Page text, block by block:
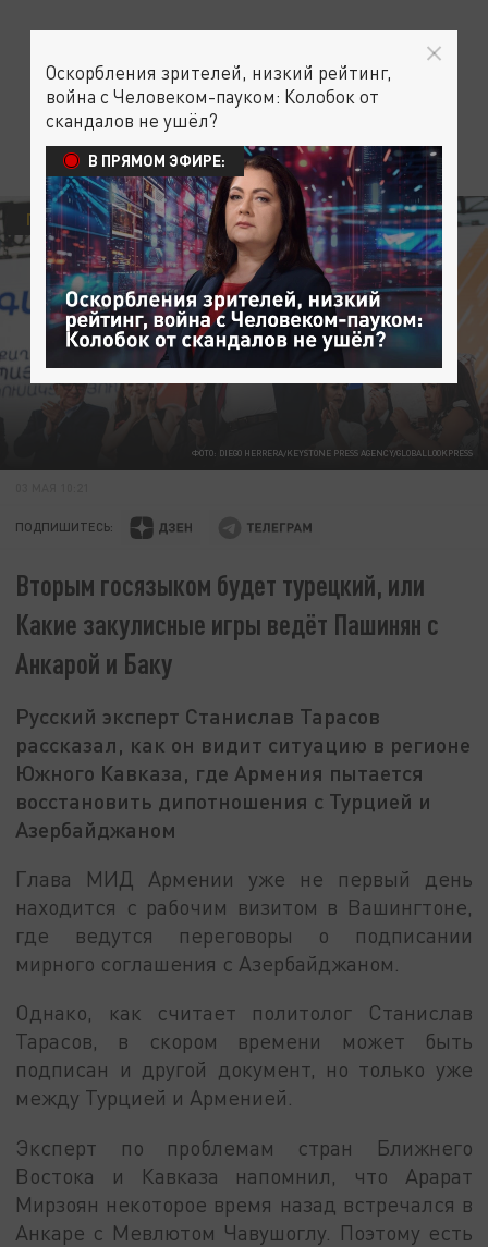
ФОТО: DIEGO HERRERA/KEYSTONE PRESS AGENCY/GLOBALLOOKPRESS
ПОЛИТИКА
ПОДПИШИТЕСЬ:
Вторым госязыком будет турецкий, или
Какие закулисные игры ведёт Пашинян с
Анкарой и Баку
Русский эксперт Станислав Тарасов
рассказал, как он видит ситуацию в регионе
Южного Кавказа, где Армения пытается
восстановить дипотношения с Турцией и
Азербайджаном
Глава МИД Армении уже не первый день
находится с рабочим визитом в Вашингтоне,
где ведутся переговоры о подписании
мирного соглашения с Азербайджаном.
Однако, как считает политолог Станислав
Тарасов, в скором времени может быть
подписан и другой документ, но только уже
между Турцией и Арменией.
Эксперт по проблемам стран Ближнего
Востока и Кавказа напомнил, что Арарат
Мирзоян некоторое время назад встречался в
Анкаре с Мевлютом Чавушоглу. Поэтому есть
Оскорбления зрителей, низкий рейтинг,
война с Человеком-пауком: Колобок от
скандалов не ушёл?
В ПРЯМОМ ЭФИРЕ: